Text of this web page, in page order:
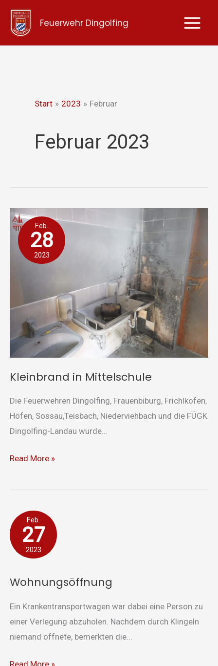
Zum
Inhalt
springen
Feuerwehr Dingolfing
Start 2023 Februar
Februar 2023
Feb.
28
2023
Kleinbrand in Mittelschule
Die Feuerwehren Dingolfing, Frauenbiburg, Frichlkofen,
Höfen, Sossau,Teisbach, Niederviehbach und die FÜGK
Dingolfing-Landau wurde...
Kleinbrand
in
Mittelschule
Read More »
Feb.
27
2023
Wohnungsöffnung
Ein Krankentransportwagen war dabei eine Person zu
einer Verlegung abzuholen. Nachdem durch Klingeln
niemand öffnete, bemerkten die...
Wohnungsöffnung